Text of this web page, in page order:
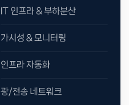
IT 인프라 & 부하분산
가시성 & 모니터링
인프라 자동화
광/전송 네트워크